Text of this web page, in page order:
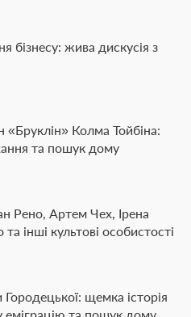
бізнесу: жива дискусія з
Колма Тойбіна:
та пошук дому
Рено, Артем Чех, Ірена
інші культові особистості
Городецької: щемка історія